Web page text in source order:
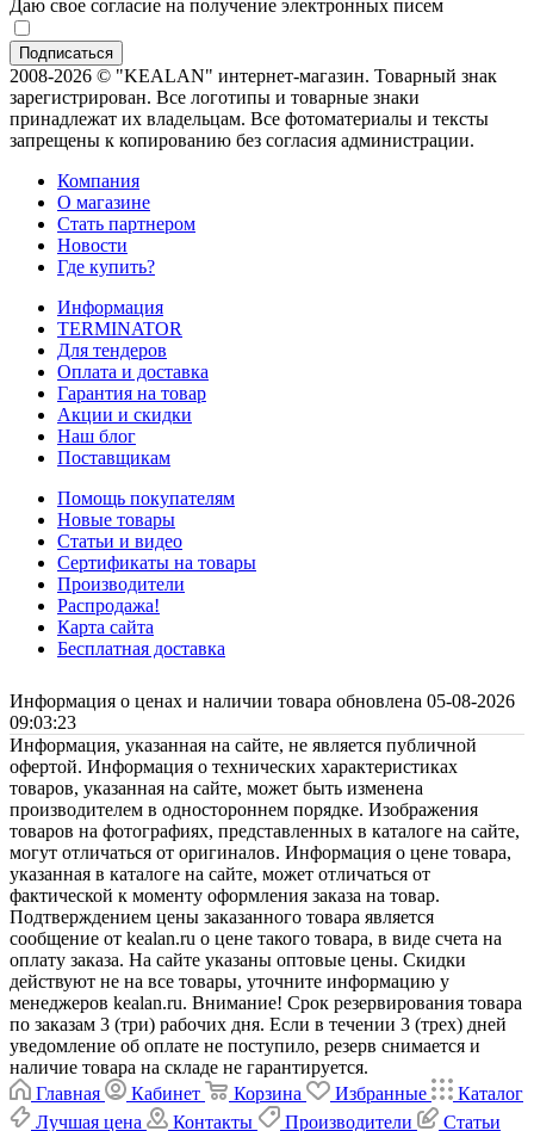
Даю свое согласие на получение электронных писем
2008-2026 © "KEALAN" интернет-магазин. Товарный знак
зарегистрирован. Все логотипы и товарные знаки
принадлежат их владельцам. Все фотоматериалы и тексты
запрещены к копированию без согласия администрации.
Компания
О магазине
Стать партнером
Новости
Где купить?
Информация
TERMINATOR
Для тендеров
Оплата и доставка
Гарантия на товар
Акции и скидки
Наш блог
Поставщикам
Помощь покупателям
Новые товары
Статьи и видео
Сертификаты на товары
Производители
Распродажа!
Карта сайта
Бесплатная доставка
Информация о ценах и наличии товара обновлена 05-08-2026
09:03:23
Информация, указанная на сайте, не является публичной
офертой. Информация о технических характеристиках
товаров, указанная на сайте, может быть изменена
производителем в одностороннем порядке. Изображения
товаров на фотографиях, представленных в каталоге на сайте,
могут отличаться от оригиналов. Информация о цене товара,
указанная в каталоге на сайте, может отличаться от
фактической к моменту оформления заказа на товар.
Подтверждением цены заказанного товара является
сообщение от kealan.ru о цене такого товара, в виде счета на
оплату заказа. На сайте указаны оптовые цены. Скидки
действуют не на все товары, уточните информацию у
менеджеров kealan.ru. Внимание! Срок резервирования товара
по заказам 3 (три) рабочих дня. Если в течении 3 (трех) дней
уведомление об оплате не поступило, резерв снимается и
наличие товара на складе не гарантируется.
Главная
Кабинет Корзина Избранные
Каталог
Лучшая цена
Контакты Производители Статьи